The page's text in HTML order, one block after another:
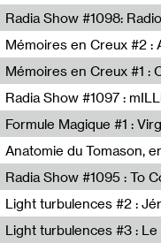
Radio Orange 94.0
Sophie Auger-Grappin
Sophie Auger-Grappin
Radia Show #1097 :
Formule Magique #1 :
Nathalie Lacroix,Virginie
Loraine Baud,Sylvain
Usmaradio